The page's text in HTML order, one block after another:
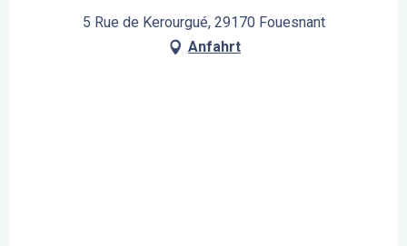
5 Rue de Kerourgué, 29170 Fouesnant
Anfahrt